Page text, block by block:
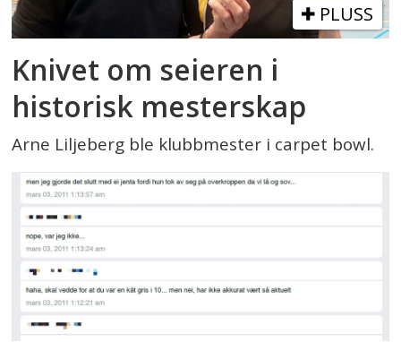
PLUSS
Knivet om seieren i
historisk mesterskap
Arne Liljeberg ble klubbmester i carpet bowl.